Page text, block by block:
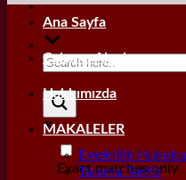
Exact matches only
Ana Sayfa
Çalışma Alanları
Hakkımızda
MAKALELER
Emeklilik Hukuku
Tanıma Tenfiz